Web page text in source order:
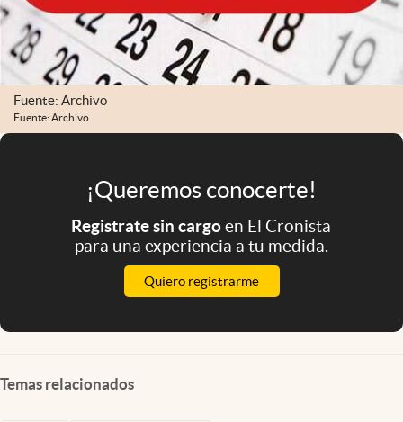
Mediakit
abre en nueva pestaña
Argentina
Fuente: Archivo
Fuente: Archivo
¡Queremos conocerte!
Registrate sin cargoen El Cronista
para una experiencia a tu medida.
Quiero registrarme
Temas relacionados